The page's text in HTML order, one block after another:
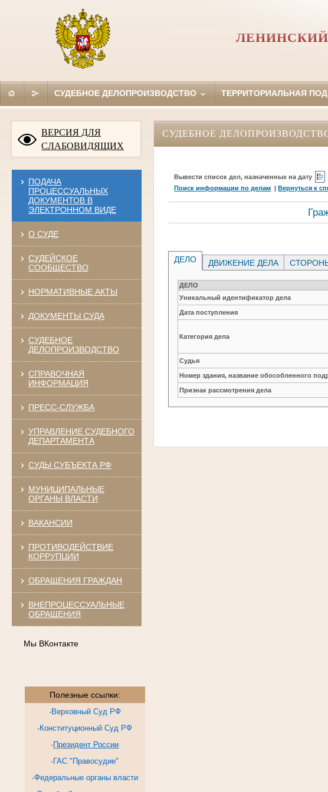
СУДЕБНОЕ ДЕЛОПРОИЗВОДСТВО ТЕРРИТОРИАЛЬНАЯ
ВЕРСИЯ ДЛЯ
СЛАБОВИДЯЩИХ
ПОДАЧА
ПРОЦЕССУАЛЬНЫХ
ДОКУМЕНТОВ В
ЭЛЕКТРОННОМ ВИДЕ
О СУДЕ
СУДЕЙСКОЕ
СООБЩЕСТВО
НОРМАТИВНЫЕ АКТЫ
ДОКУМЕНТЫ СУДА
СУДЕБНОЕ
ДЕЛОПРОИЗВОДСТВО
СПРАВОЧНАЯ
ИНФОРМАЦИЯ
ПРЕСС-СЛУЖБА
УПРАВЛЕНИЕ СУДЕБНОГО
ДЕПАРТАМЕНТА
СУДЫ СУБЪЕКТА РФ
МУНИЦИПАЛЬНЫЕ
ОРГАНЫ ВЛАСТИ
ВАКАНСИИ
ПРОТИВОДЕЙСТВИЕ
КОРРУПЦИИ
ОБРАЩЕНИЯ ГРАЖДАН
ВНЕПРОЦЕССУАЛЬНЫЕ
ОБРАЩЕНИЯ
Мы ВКонтакте
Полезные ссылки:
· Верховный Суд РФ
· Конституционный Суд РФ
· Президент России
· ГАС "Правосудие"
·Федеральные органы власти
СУДЕБНОЕ
Вывести список дел, назначенных на дату
Поиск информации по делам |Вернуться к
ДЕЛО ДВИЖЕНИЕ ДЕЛА
ДЕЛО
Уникальный идентификатор дела
Дата поступления
Категория дела
Судья
Номер здания, название обособленного
Признак рассмотрения дела